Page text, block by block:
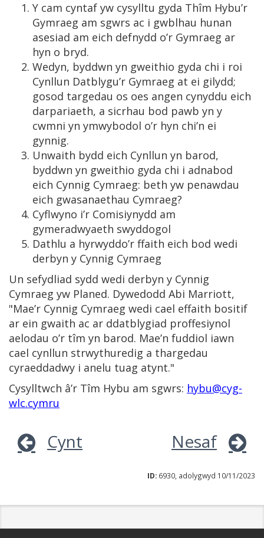
Y cam cyntaf yw cysylltu gyda Thîm Hybu’r
Gymraeg am sgwrs ac i gwblhau hunan
asesiad am eich defnydd o’r Gymraeg ar
hyn o bryd.
Wedyn, byddwn yn gweithio gyda chi i roi
Cynllun Datblygu’r Gymraeg at ei gilydd;
gosod targedau os oes angen cynyddu eich
darpariaeth, a sicrhau bod pawb yn y
cwmni yn ymwybodol o’r hyn chi’n ei
gynnig.
Unwaith bydd eich Cynllun yn barod,
byddwn yn gweithio gyda chi i adnabod
eich Cynnig Cymraeg: beth yw penawdau
eich gwasanaethau Cymraeg?
Cyflwyno i’r Comisiynydd am
gymeradwyaeth swyddogol
Dathlu a hyrwyddo’r ffaith eich bod wedi
derbyn y Cynnig Cymraeg
Un sefydliad sydd wedi derbyn y Cynnig
Cymraeg yw Planed. Dywedodd Abi Marriott,
"Mae’r Cynnig Cymraeg wedi cael effaith bositif
ar ein gwaith ac ar ddatblygiad proffesiynol
aelodau o’r tîm yn barod. Mae’n fuddiol iawn
cael cynllun strwythuredig a thargedau
cyraeddadwy i anelu tuag atynt."
Cysylltwch â’r Tîm Hybu am sgwrs: hybu@cyg-
wlc.cymru
Cynt Nesaf
ID: 6930, adolygwyd 10/11/2023